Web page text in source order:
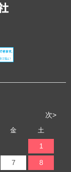
次>
金 土
1
7 8